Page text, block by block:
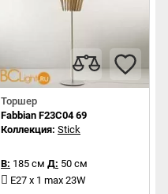
Торшер
Fabbian F23C04 69
Коллекция: Stick
В: 185 см Д: 50 см
E27 x 1 max 23W